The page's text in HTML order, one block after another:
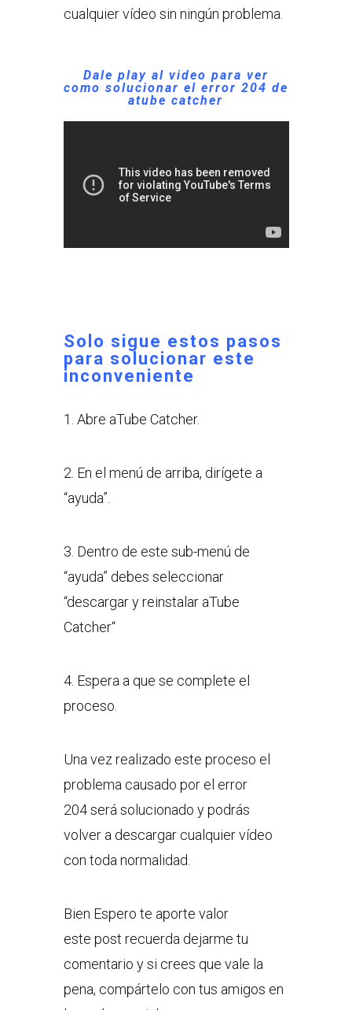
cualquier vídeo sin ningún problema.
Dale play al video para ver
como solucionar el error 204 de
atube catcher
Solo sigue estos pasos
para solucionar este
inconveniente
1. Abre aTube Catcher.
2. En el menú de arriba, dirígete a
“ayuda”.
3. Dentro de este sub-menú de
“ayuda” debes seleccionar
“descargar y reinstalar aTube
Catcher“
4. Espera a que se complete el
proceso.
Una vez realizado este proceso el
problema causado por el error
204 será solucionado y podrás
volver a descargar cualquier vídeo
con toda normalidad.
Bien Espero te aporte valor
este post recuerda dejarme tu
comentario y si crees que vale la
pena, compártelo con tus amigos en